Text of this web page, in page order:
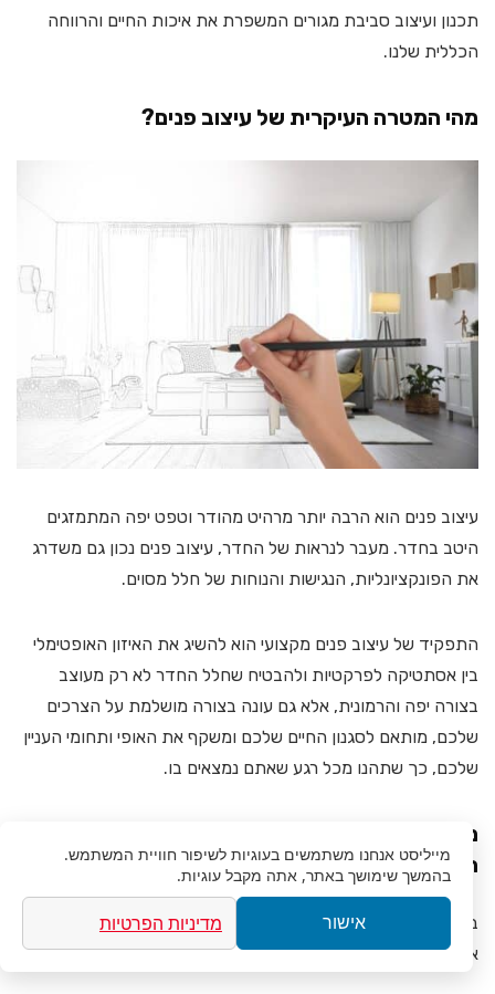
תכנון ועיצוב סביבת מגורים המשפרת את איכות החיים והרווחה
הכללית שלנו.
מהי המטרה העיקרית של עיצוב פנים?
עיצוב פנים הוא הרבה יותר מרהיט מהודר וטפט יפה המתמזגים
היטב בחדר. מעבר לנראות של החדר, עיצוב פנים נכון גם משדרג
את הפונקציונליות, הנגישות והנוחות של חלל מסוים.
התפקיד של עיצוב פנים מקצועי הוא להשיג את האיזון האופטימלי
בין אסתטיקה לפרקטיות ולהבטיח שחלל החדר לא רק מעוצב
בצורה יפה והרמונית, אלא גם עונה בצורה מושלמת על הצרכים
שלכם, מותאם לסגנון החיים שלכם ומשקף את האופי ותחומי העניין
שלכם, כך שתהנו מכל רגע שאתם נמצאים בו.
מעצב פנים או מלביש בתים (סטייליסט)- מה
ההבדל?
בניגוד למה שרבים חושבים, מעצב פנים ומלביש בתים זה ממש לא
אותו הדבר ומדובר בשני מקצועות שונים.
מייליסט אנחנו משתמשים בעוגיות לשיפור חוויית המשתמש.
בהמשך שימושך באתר, אתה מקבל עוגיות.
אישור מדיניות הפרטיות